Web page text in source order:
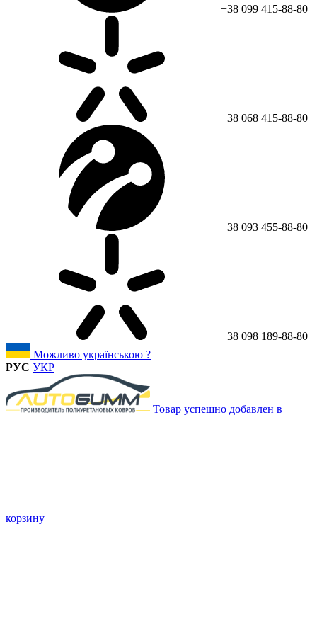
+38 099 415-88-80
+38 068 415-88-80
+38 093 455-88-80
+38 098 189-88-80
Можливо українською ?
РУС УКР
Товар успешно добавлен в
корзину